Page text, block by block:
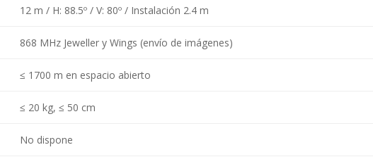
12 m / H: 88.5º / V: 80º / Instalación 2.4 m
868 MHz Jeweller y Wings (envío de imágenes)
≤ 1700 m en espacio abierto
≤ 20 kg, ≤ 50 cm
No dispone